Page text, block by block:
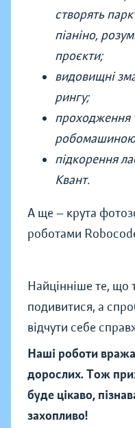
створять
піаніно,
проєкти;
видовищні
рингу;
проходження
підкорення
Квант.
А ще — крута
роботами
Найцінніше те, що
подивитися, а
відчути себе
Наші роботи
дорослих. Тож
буде цікаво,
захопливо!